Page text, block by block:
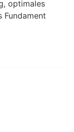
optimales
Fundament